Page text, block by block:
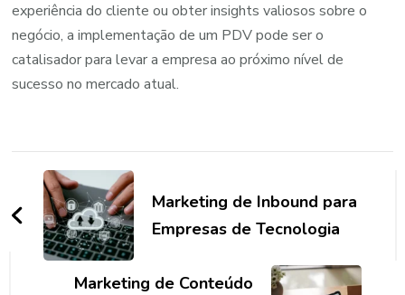
experiência do cliente ou obter insights valiosos sobre o
negócio, a implementação de um PDV pode ser o
catalisador para levar a empresa ao próximo nível de
sucesso no mercado atual.
Navegação
de
post
Marketing de Inbound para
Empresas de Tecnologia
Marketing de Conteúdo